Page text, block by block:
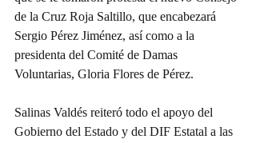
de la Cruz Roja Saltillo, que encabezará
Sergio Pérez Jiménez, así como a la
presidenta del Comité de Damas
Voluntarias, Gloria Flores de Pérez.
Salinas Valdés reiteró todo el apoyo del
Gobierno del Estado y del DIF Estatal a las